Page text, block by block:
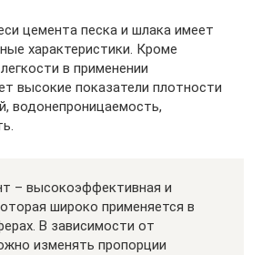
цемента песка и шлака имеет
характеристики. Кроме
в применении
высокие показатели плотности
водонепроницаемость,
– высокоэффективная и
широко применяется в
В зависимости от
изменять пропорции